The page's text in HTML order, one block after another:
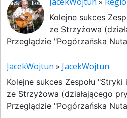
Kolejne sukces
ze Strzyżowa
Przeglądzie "Pogórzańska
JacekWojtun » JacekWojtun
Kolejne sukces Zespołu
ze Strzyżowa (działającego
Przeglądzie "Pogórzańska